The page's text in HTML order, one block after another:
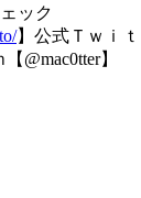
ック
】公式Ｔｗｉｔ
@mac0tter】